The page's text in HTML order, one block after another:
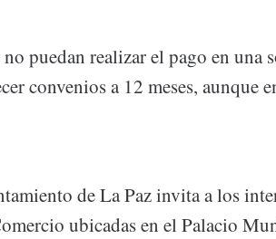
no puedan realizar el pago en
convenios a 12 meses, aunque
de La Paz invita a los
ubicadas en el Palacio